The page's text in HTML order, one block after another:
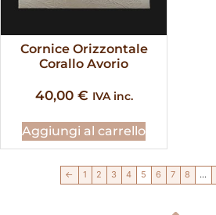
Cornice Orizzontale
Corallo Avorio
40,00 € IVA inc.
Aggiungi al carrello
← 1 2 3 4 5 6 7 8 …